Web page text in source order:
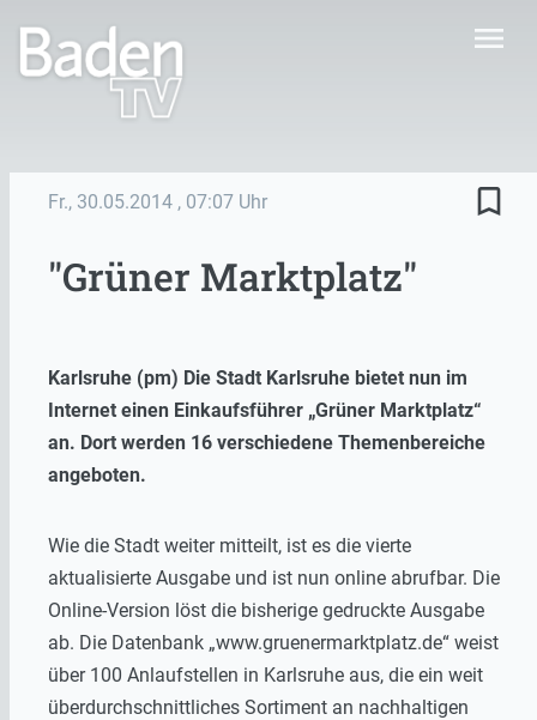
menu
Fr., 30.05.2014 , 07:07 Uhr bookmark_border
"Grüner Marktplatz"
Karlsruhe (pm) Die Stadt Karlsruhe bietet nun im
Internet einen Einkaufsführer „Grüner Marktplatz“
an. Dort werden 16 verschiedene Themenbereiche
angeboten.
Wie die Stadt weiter mitteilt, ist es die vierte
aktualisierte Ausgabe und ist nun online abrufbar. Die
Online-Version löst die bisherige gedruckte Ausgabe
ab. Die Datenbank „www.gruenermarktplatz.de“ weist
über 100 Anlaufstellen in Karlsruhe aus, die ein weit
überdurchschnittliches Sortiment an nachhaltigen